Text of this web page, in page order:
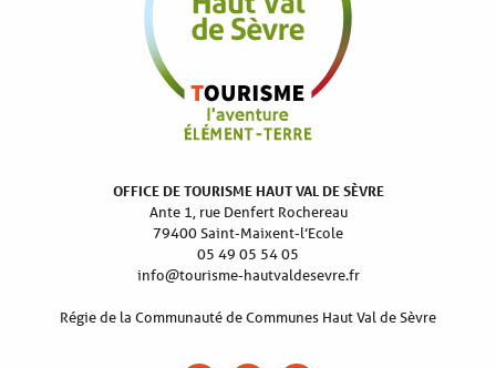
OFFICE DE TOURISME HAUT VAL DE SÈVRE
Ante 1, rue Denfert Rochereau
79400 Saint-Maixent-l’Ecole
05 49 05 54 05
info@tourisme-hautvaldesevre.fr
Régie de la Communauté de Communes Haut Val de Sèvre